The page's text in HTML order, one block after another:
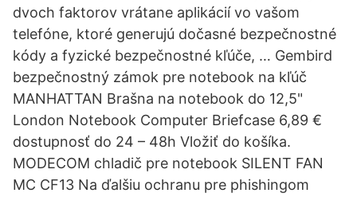
dvoch faktorov vrátane aplikácií vo vašom
telefóne, ktoré generujú dočasné bezpečnostné
kódy a fyzické bezpečnostné kľúče, … Gembird
bezpečnostný zámok pre notebook na kľúč
MANHATTAN Brašna na notebook do 12,5"
London Notebook Computer Briefcase 6,89 €
dostupnosť do 24 – 48h Vložiť do košíka.
MODECOM chladič pre notebook SILENT FAN
MC CF13 Na ďalšiu ochranu pre phishingom